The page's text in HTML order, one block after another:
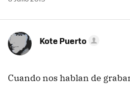
Kote Puerto
Cuando nos hablan de